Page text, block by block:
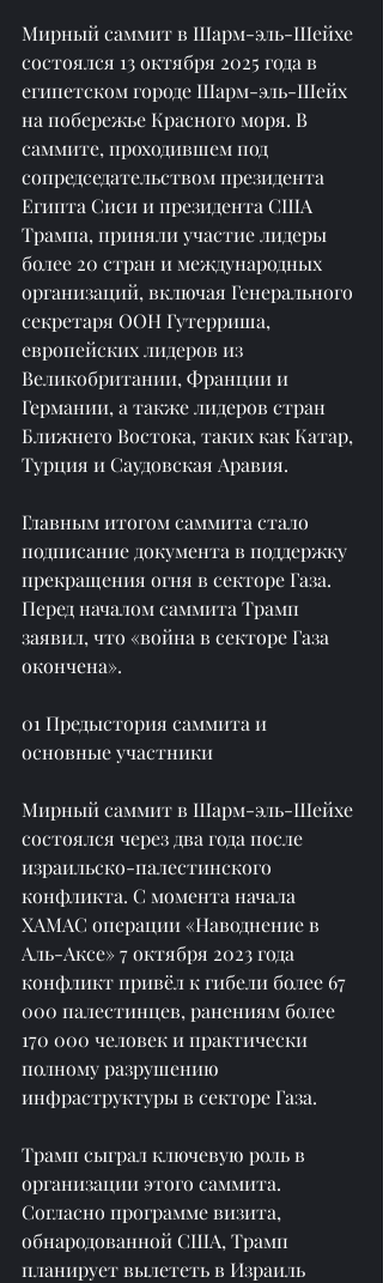
Мирный саммит в Шарм-эль-Шейхе
состоялся 13 октября 2025 года в
египетском городе Шарм-эль-Шейх
на побережье Красного моря. В
саммите, проходившем под
сопредседательством президента
Египта Сиси и президента США
Трампа, приняли участие лидеры
более 20 стран и международных
организаций, включая Генерального
секретаря ООН Гутерриша,
европейских лидеров из
Великобритании, Франции и
Германии, а также лидеров стран
Ближнего Востока, таких как Катар,
Турция и Саудовская Аравия.
Главным итогом саммита стало
подписание документа в поддержку
прекращения огня в секторе Газа.
Перед началом саммита Трамп
заявил, что «война в секторе Газа
окончена».
01 Предыстория саммита и
основные участники
Мирный саммит в Шарм-эль-Шейхе
состоялся через два года после
израильско-палестинского
конфликта. С момента начала
ХАМАС операции «Наводнение в
Аль-Аксе» 7 октября 2023 года
конфликт привёл к гибели более 67
000 палестинцев, ранениям более
170 000 человек и практически
полному разрушению
инфраструктуры в секторе Газа.
Трамп сыграл ключевую роль в
организации этого саммита.
Согласно программе визита,
обнародованной США, Трамп
планирует вылететь в Израиль